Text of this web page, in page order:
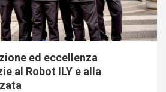
ed eccellenza
al Robot ILY e alla